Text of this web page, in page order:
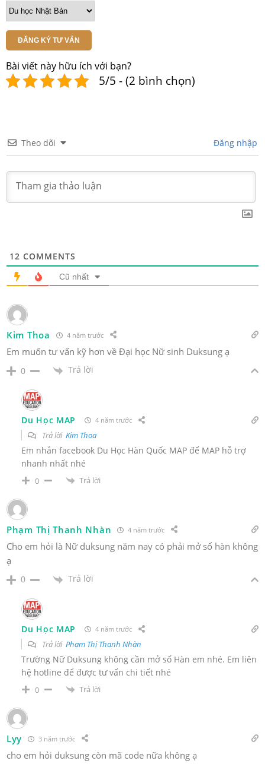
ĐĂNG KÝ TƯ VẤN
Bài viết này hữu ích với bạn?
5/5 - (2 bình chọn)
Theo dõi Đăng nhập
12 COMMENTS
Cũ nhất
Kim Thoa 4 năm trước
Em muốn tư vấn kỹ hơn về Đại học Nữ sinh Duksung ạ
0 Trả lời
Du Học MAP 4 năm trước
Trả lời Kim Thoa
Em nhắn facebook Du Học Hàn Quốc MAP để MAP hỗ trợ
nhanh nhất nhé
0 Trả lời
Phạm Thị Thanh Nhàn 4 năm trước
Cho em hỏi là Nữ duksung năm nay có phải mở sổ hàn không
ạ
0 Trả lời
Du Học MAP 4 năm trước
Trả lời Phạm Thị Thanh Nhàn
Trường Nữ Duksung không cần mở sổ Hàn em nhé. Em liên
hệ hotline để được tư vấn chi tiết nhé
0 Trả lời
Lyy 3 năm trước
cho em hỏi duksung còn mã code nữa không ạ